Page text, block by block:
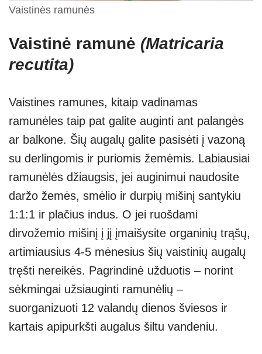
Vaistinės ramunės
Vaistinė ramunė (Matricaria
recutita)
Vaistines ramunes, kitaip vadinamas
ramunėles taip pat galite auginti ant palangės
ar balkone. Šių augalų galite pasisėti į vazoną
su derlingomis ir puriomis žemėmis. Labiausiai
ramunėlės džiaugsis, jei auginimui naudosite
daržo žemės, smėlio ir durpių mišinį santykiu
1:1:1 ir plačius indus. O jei ruošdami
dirvožemio mišinį į jį įmaišysite organinių trąšų,
artimiausius 4-5 mėnesius šių vaistinių augalų
tręšti nereikės. Pagrindinė užduotis – norint
sėkmingai užsiauginti ramunėlių –
suorganizuoti 12 valandų dienos šviesos ir
kartais apipurkšti augalus šiltu vandeniu.